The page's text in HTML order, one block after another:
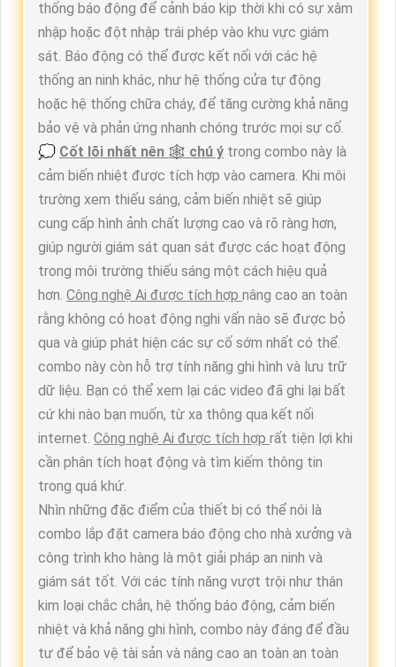
thống báo động để cảnh báo kịp thời khi có sự xâm
nhập hoặc đột nhập trái phép vào khu vực giám
sát. Báo động có thể được kết nối với các hệ
thống an ninh khác, như hệ thống cửa tự động
hoặc hệ thống chữa cháy, để tăng cường khả năng
bảo vệ và phản ứng nhanh chóng trước mọi sự cố.
💭 Cốt lõi nhất nên 🕸 chú ý trong combo này là
cảm biến nhiệt được tích hợp vào camera. Khi môi
trường xem thiếu sáng, cảm biến nhiệt sẽ giúp
cung cấp hình ảnh chất lượng cao và rõ ràng hơn,
giúp người giám sát quan sát được các hoạt động
trong môi trường thiếu sáng một cách hiệu quả
hơn. Công nghệ Ai được tích hợp nâng cao an toàn
rằng không có hoạt động nghi vấn nào sẽ được bỏ
qua và giúp phát hiện các sự cố sớm nhất có thể.
combo này còn hỗ trợ tính năng ghi hình và lưu trữ
dữ liệu. Bạn có thể xem lại các video đã ghi lại bất
cứ khi nào bạn muốn, từ xa thông qua kết nối
internet. Công nghệ Ai được tích hợp rất tiện lợi khi
cần phân tích hoạt động và tìm kiếm thông tin
trong quá khứ.
Nhìn những đặc điểm của thiết bị có thể nói là
combo lắp đặt camera báo động cho nhà xưởng và
công trình kho hàng là một giải pháp an ninh và
giám sát tốt. Với các tính năng vượt trội như thân
kim loại chắc chắn, hệ thống báo động, cảm biến
nhiệt và khả năng ghi hình, combo này đáng để đầu
tư để bảo vệ tài sản và nâng cao an toàn an toàn